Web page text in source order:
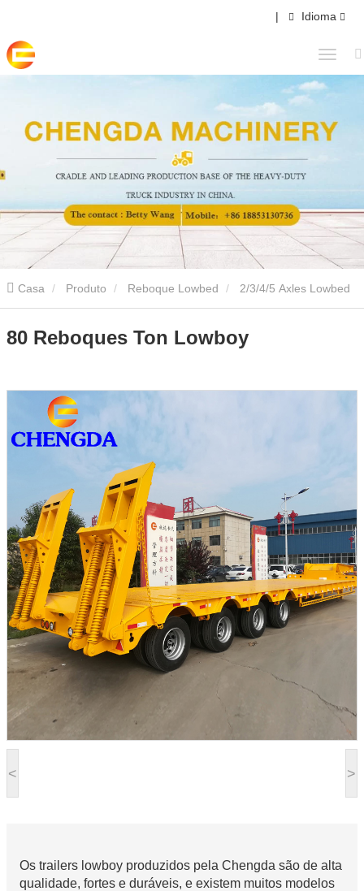
| Idioma
Casa Produto Reboque Lowbed 2/3/4/5 Axles Lowbed
< >
80 Reboques Ton Lowboy
Os trailers lowboy produzidos pela Chengda são de alta
qualidade, fortes e duráveis, e existem muitos modelos